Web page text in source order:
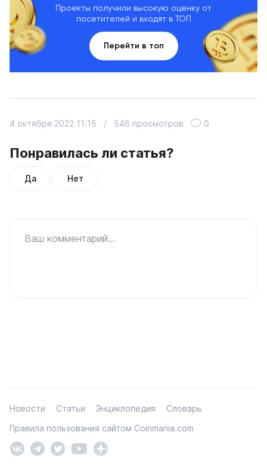
Проекты получили высокую оценку от
посетителей и входят в ТОП
Перейти в топ
Понравилась ли статья?
Да Нет
4 октября 2022 11:15 / 548 просмотров 0
Ваш комментарий...
Новости Статьи Энциклопедия
Словарь
Правила пользования сайтом Coinmania.com